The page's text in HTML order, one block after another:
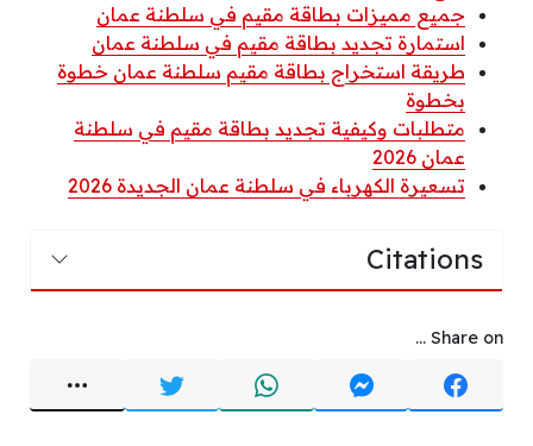
جميع مميزات بطاقة مقيم في سلطنة عمان
استمارة تجديد بطاقة مقيم في سلطنة عمان
طريقة استخراج بطاقة مقيم سلطنة عمان خطوة
بخطوة
متطلبات وكيفية تجديد بطاقة مقيم في سلطنة
عمان 2026
تسعيرة الكهرباء في سلطنة عمان الجديدة 2026
Citations
Share on ...